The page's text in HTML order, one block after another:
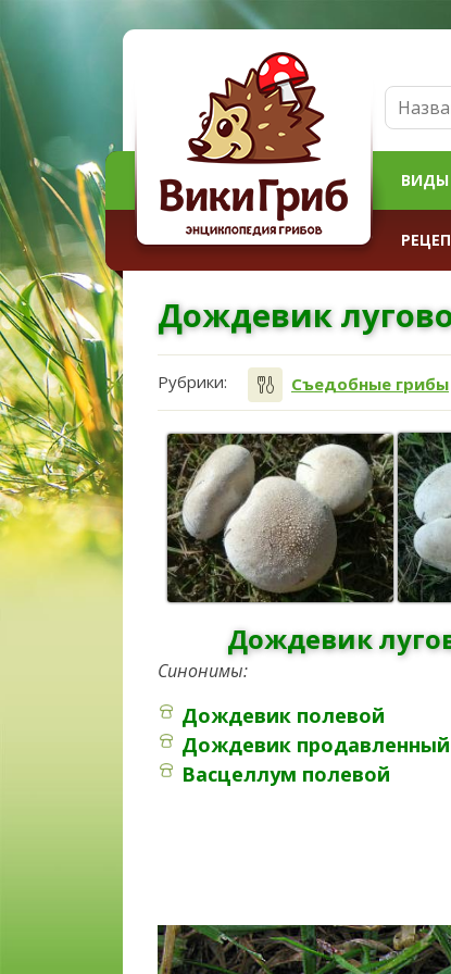
ВИДЫ
Дождевик
Рубрики: Съедобные грибы
Дождевик
Синонимы:
Дождевик полевой
Дождевик продавленный
Васцеллум полевой